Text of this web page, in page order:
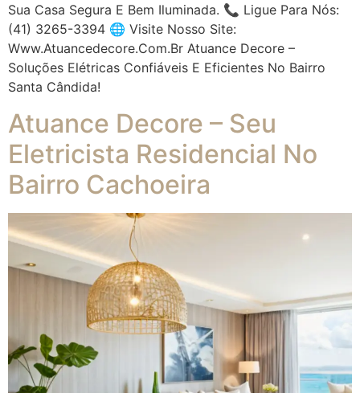
Sua Casa Segura E Bem Iluminada. 📞 Ligue Para Nós:
(41) 3265-3394 🌐 Visite Nosso Site:
Www.atuancedecore.com.br Atuance Decore –
Soluções Elétricas Confiáveis E Eficientes No Bairro
Santa Cândida!
Atuance Decore – Seu
Eletricista Residencial No
Bairro Cachoeira